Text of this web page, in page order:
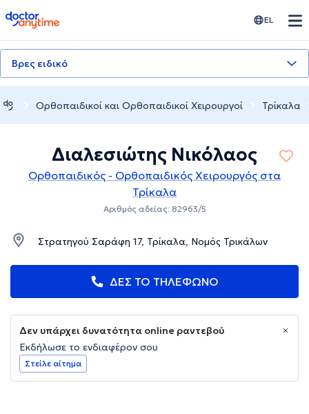
doctoranytime EL
Βρες ειδικό
Ορθοπαιδικοί και Ορθοπαιδικοί Χειρουργοί Τρίκαλα
Διαλεσιώτης Νικόλαος
Ορθοπαιδικός - Ορθοπαιδικός Χειρουργός στα
Τρίκαλα
Αριθμός αδείας: 82963/5
Στρατηγού Σαράφη 17, Τρίκαλα, Νομός Τρικάλων
ΔΕΣ ΤΟ ΤΗΛΕΦΩΝΟ
Δεν υπάρχει δυνατότητα online ραντεβού
Εκδήλωσε το ενδιαφέρον σου
Στείλε αίτημα